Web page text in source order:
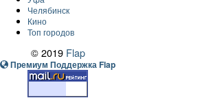
Челябинск
Кино
Топ городов
© 2019 Flap
Премиум Поддержка Flap